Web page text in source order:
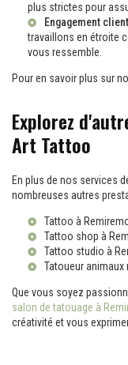
plus strictes pour
Engagement client
travaillons en étroite
vous ressemble.
Pour en savoir plus sur
Explorez
Art Tattoo
En plus de nos services
nombreuses autres
Tattoo à
Tattoo shop à
Tattoo studio à
Tatoueur
Que vous soyez
salon de tatouage à
créativité et vous